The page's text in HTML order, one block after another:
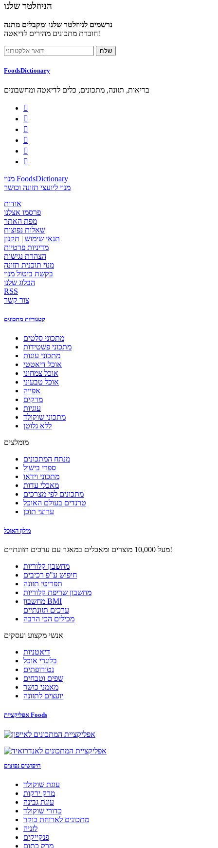
הניוזלטר שלנו
נרשמים לניוזלטר שלנו ומקבלים מתנה
חוברת מתכונים מהירים לדיאטה!
FoodsDictionary
בריאות, תזונה, מתכונים, כלים לדיאטה ומחשבונים






מנוי FoodsDictionary
מנוי ליועצי תזונה וכושר
אודות
פרסמו אצלנו
מפת האתר
שאלות נפוצות
תנאי שימוש | תקנון
מדיניות פרטיות
הצהרת נגישות
מנוי תוכנית תזונה
בקשת ביטול מנוי
הבלוג שלנו
RSS
צור קשר
קטגוריות מתכונים
מתכוני סלטים
מתכוני פשטידות
מתכוני עוגות
אוכל דיאטטי
אוכל צמחוני
אוכל טבעוני
אפייה
מרקים
עוגיות
מתכוני שוקולד
ללא גלוטן
מומלצים
מנתח המתכונים
ספרי בישול
מתכוני וידאו
מאכלי עדות
מתכונים לפי מצרכים
טרנדים בעולם האוכל
ערוצי תוכן
מילון האוכל
מעל 10,000 מוצרים ומאכלים במאגר עם ערכים תזונתיים!
מחשבון קלוריות
חיפוש ע"פ רכיבים
תפריטי תזונה
מחשבון שריפת קלוריות
מחשבון BMI
ערכים תזונתיים
מכילים הכי הרבה
אנשי מקצוע ועסקים
דיאטניות
בלוגרי אוכל
נטורופתים
שפים וטבחים
מאמני כושר
יועצים לתזונה
אפליקציית Foods
חיפושים נפוצים
עוגת שוקולד
מרק ירקות
עוגת גבינה
כדורי שוקולד
מתכונים לארוחת בוקר
לזניה
פנקייקים
מרק כתום